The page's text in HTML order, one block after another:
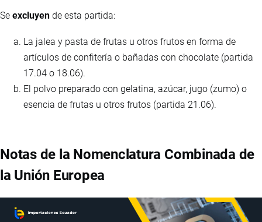
Se excluyen de esta partida:
La jalea y pasta de frutas u otros frutos en forma de
artículos de confitería o bañadas con chocolate (partida
17.04 o 18.06).
El polvo preparado con gelatina, azúcar, jugo (zumo) o
esencia de frutas u otros frutos (partida 21.06).
Notas de la Nomenclatura Combinada de
la Unión Europea